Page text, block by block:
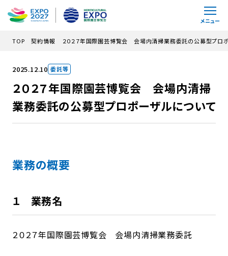
コンテンツへスキップ
メニュー
TOP 契約情報 ２０２７年国際園芸博覧会 会場内清掃業務委託の公募型プロ
2025.12.10 委託等
２０２７年国際園芸博覧会 会場内清掃
業務委託の公募型プロポーザルについて
業務の概要
１ 業務名
２０２７年国際園芸博覧会 会場内清掃業務委託